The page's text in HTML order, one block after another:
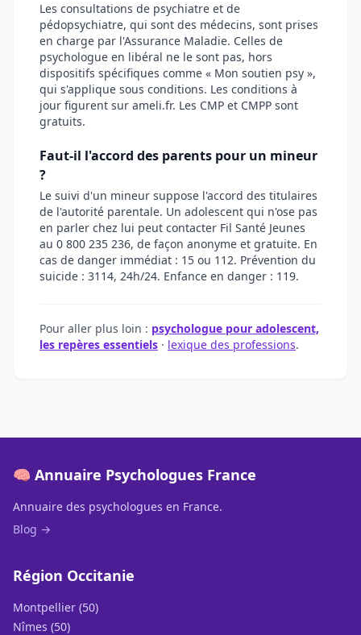
Les consultations de psychiatre et de
pédopsychiatre, qui sont des médecins, sont prises
en charge par l'Assurance Maladie. Celles de
psychologue en libéral ne le sont pas, hors
dispositifs spécifiques comme « Mon soutien psy »,
qui s'applique sous conditions. Les conditions à
jour figurent sur ameli.fr. Les CMP et CMPP sont
gratuits.
Faut-il l'accord des parents pour un mineur
?
Le suivi d'un mineur suppose l'accord des titulaires
de l'autorité parentale. Un adolescent qui n'ose pas
en parler chez lui peut contacter Fil Santé Jeunes
au 0 800 235 236, de façon anonyme et gratuite. En
cas de danger immédiat : 15 ou 112. Prévention du
suicide : 3114, 24h/24. Enfance en danger : 119.
Pour aller plus loin : psychologue pour adolescent,
les repères essentiels · lexique des professions.
🧠 Annuaire Psychologues France
Annuaire des psychologues en France.
Blog →
Région Occitanie
Montpellier (50)
Nîmes (50)